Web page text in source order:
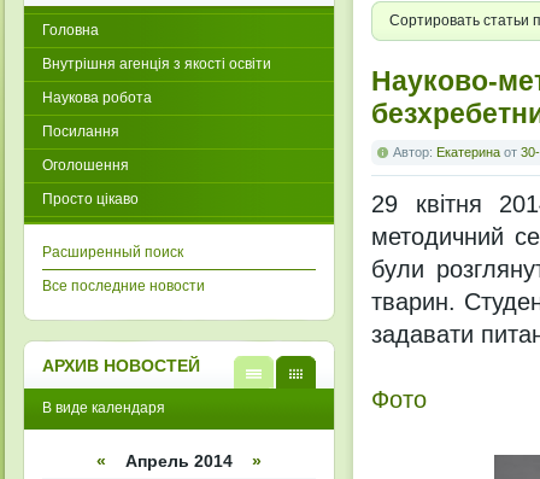
Сортировать статьи
Науково-
Автор: Екатерина от
29 квітня
методичний
були
тварин.
задавати
Фото
Головна
Внутрішня агенція з якості освіти
Наукова робота
Посилання
Оголошення
Просто цікаво
Расширенный поиск
Все последние новости
АРХИВ НОВОСТЕЙ
кален
списк
В виде календаря
« Апрель 2014 »